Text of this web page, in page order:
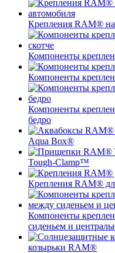
Крепления RAM® на
Компоненты
Компоненты
Компоненты
бедро
Aqua Box®
Tough-Clamp™
Крепления RAM®
Компоненты
сиденьем и
козырьки RAM®